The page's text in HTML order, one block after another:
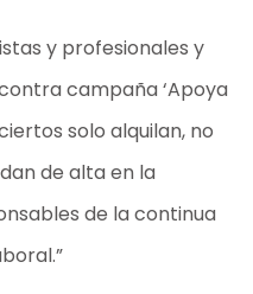
y profesionales y
campaña ‘Apoya
solo alquilan, no
de alta en la
de la continua